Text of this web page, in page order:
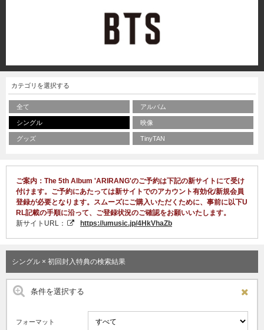
カテゴリを選択する
全て アルバム
シングル 映像
グッズ TinyTAN
ご案内：The 5th Album 'ARIRANG'のご予約は下記の新サイトにて受け
付けます。ご予約にあたっては新サイトでのアカウント有効化/新規会員
登録が必要となります。スムーズにご購入いただくために、事前に以下U
RL記載の手順に沿って、ご登録状況のご確認をお願いいたします。
新サイトURL：
https://umusic.jp/4HkVhaZb
シングル × 初回封入特典の検索結果
条件を選択する
フォーマット